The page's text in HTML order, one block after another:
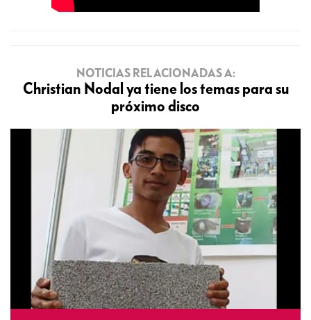
NOTICIAS RELACIONADAS A:
Christian Nodal ya tiene los temas para su
próximo disco